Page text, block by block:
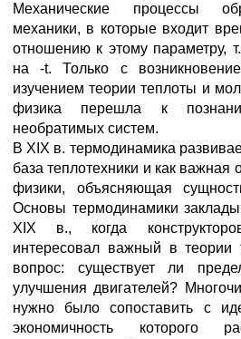
Механические процессы
механики, в которые входит
отношению к этому параметру,
на -t. Только с
изучением теории теплоты и
физика перешла к
необратимых систем.
В XIX в. термодинамика
база теплотехники и как важная
физики, объясняющая
Основы термодинамики
XIX в., когда
интересовал важный в теории
вопрос: существует ли
улучшения двигателей?
нужно было сопоставить с
экономичность которого